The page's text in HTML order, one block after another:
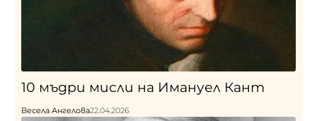
10 мъдри мисли на Имануел Кант
Весела Ангелова22.04.2026